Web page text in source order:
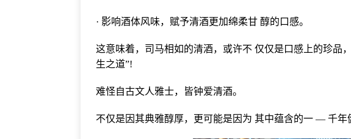
· 影响酒体风味，赋予清酒更加绵柔甘 醇的口感。
这意味着，司马相如的清酒，或许不 仅仅是口感上的珍品
生之道”!
难怪自古文人雅士，皆钟爱清酒。
不仅是因其典雅醇厚，更可能是因为 其中蕴含的一 — 千年